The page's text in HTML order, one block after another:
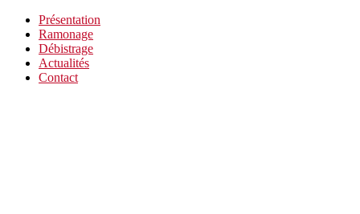
Présentation
Ramonage
Débistrage
Actualités
Contact